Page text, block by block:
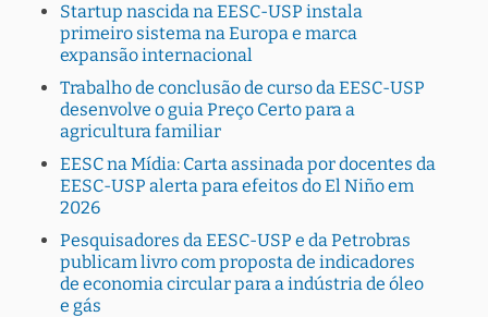
Startup nascida na EESC-USP instala
primeiro sistema na Europa e marca
expansão internacional
Trabalho de conclusão de curso da EESC-USP
desenvolve o guia Preço Certo para a
agricultura familiar
EESC na Mídia: Carta assinada por docentes da
EESC-USP alerta para efeitos do El Niño em
2026
Pesquisadores da EESC-USP e da Petrobras
publicam livro com proposta de indicadores
de economia circular para a indústria de óleo
e gás